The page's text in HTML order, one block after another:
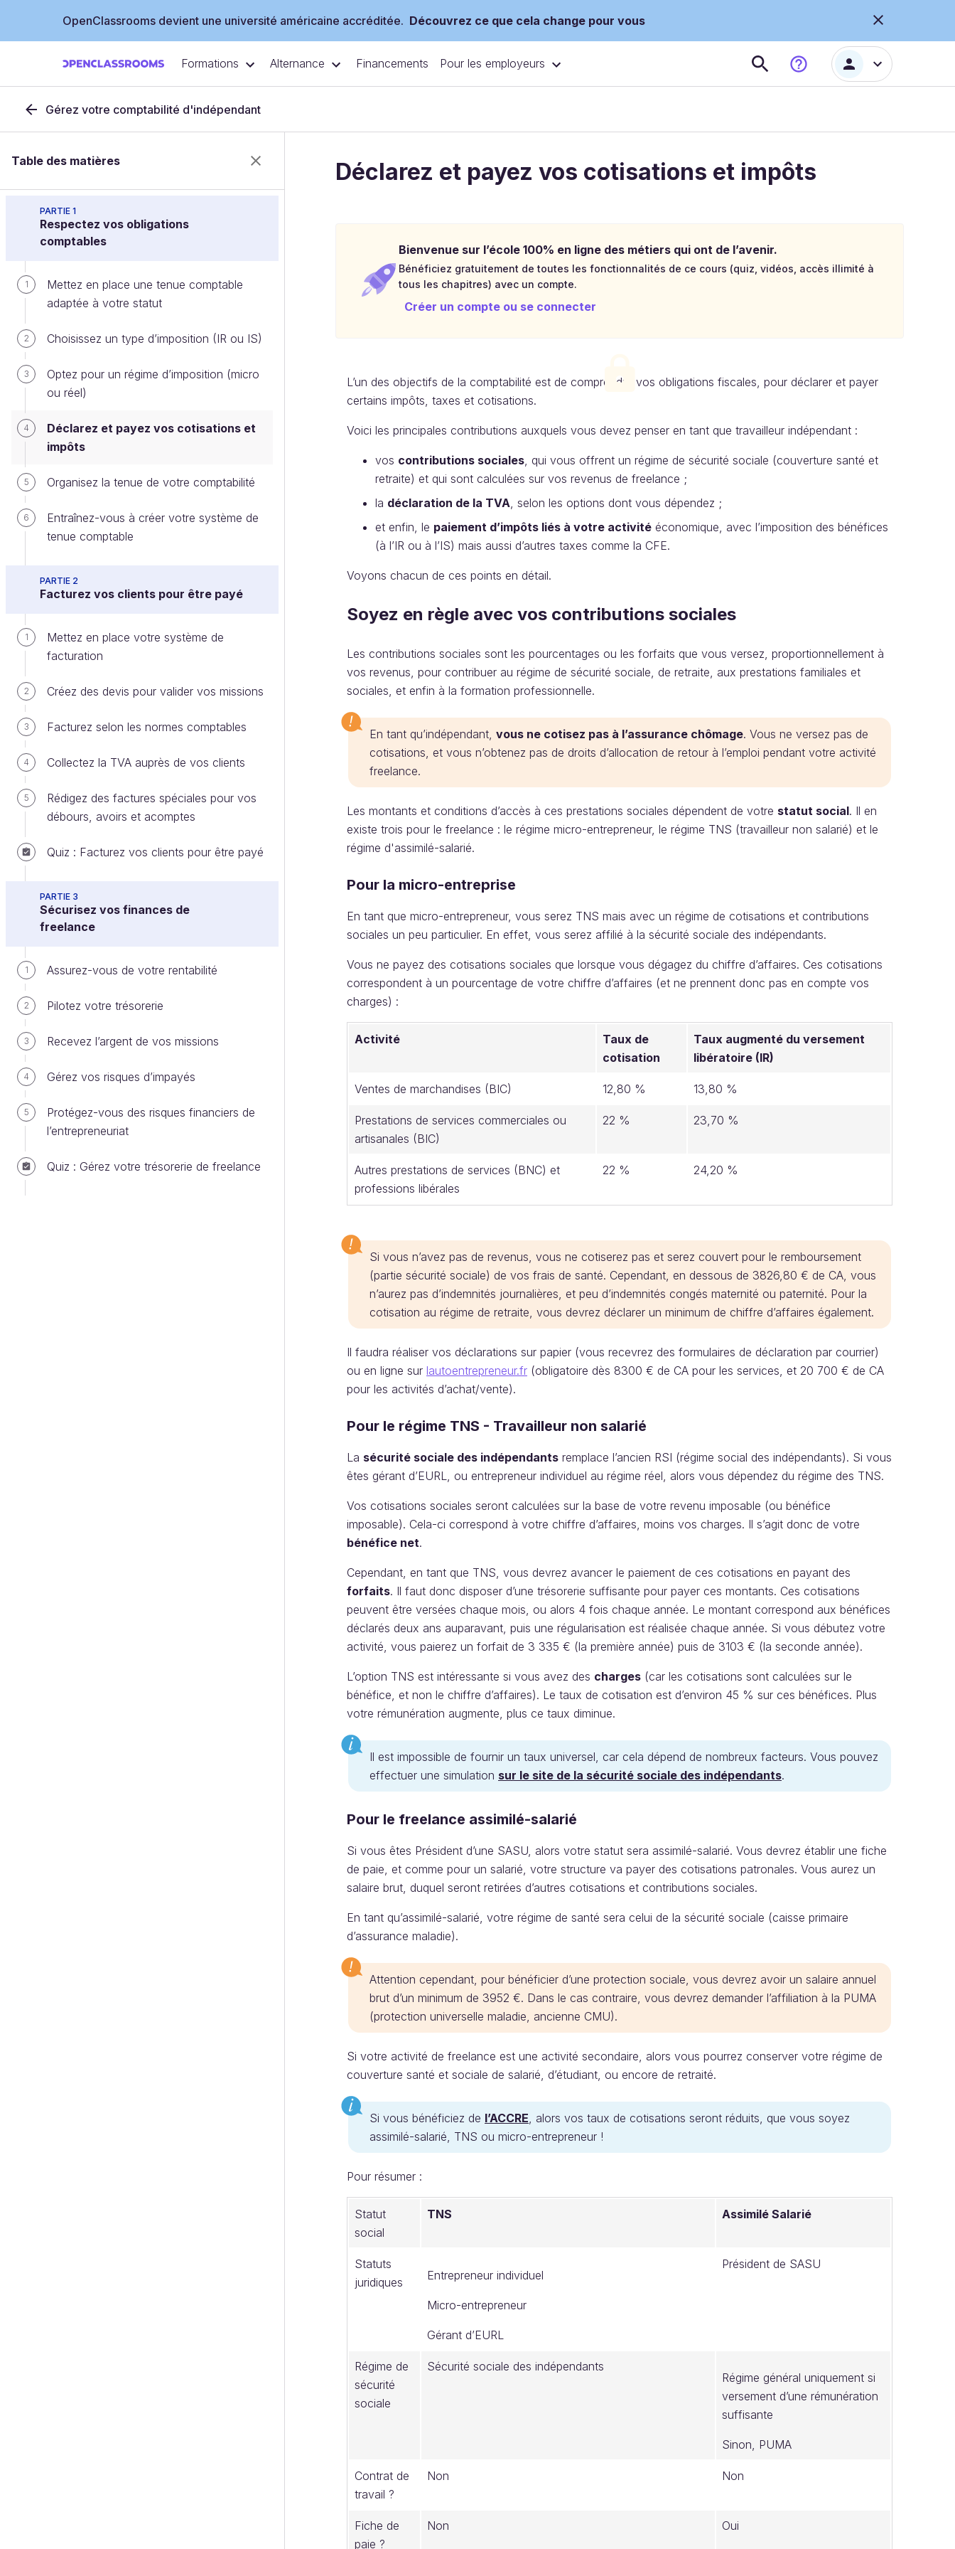
OpenClassrooms devient une université américaine accréditée. Découvrez ce que cela change pour vous
Formations Alternance Financements Pour les employeurs
Gérez votre comptabilité d'indépendant
Table des matières
PARTIE 1
Respectez vos obligations
comptables
1
Mettez en place une tenue comptable
adaptée à votre statut
2 Choisissez un type d’imposition (IR ou IS)
3
Optez pour un régime d’imposition (micro
ou réel)
4
Déclarez et payez vos cotisations et
impôts
5 Organisez la tenue de votre comptabilité
6
Entraînez-vous à créer votre système de
tenue comptable
PARTIE 2
Facturez vos clients pour être payé
1
Mettez en place votre système de
facturation
2 Créez des devis pour valider vos missions
3 Facturez selon les normes comptables
4 Collectez la TVA auprès de vos clients
5
Rédigez des factures spéciales pour vos
débours, avoirs et acomptes
Quiz : Facturez vos clients pour être payé
PARTIE 3
Sécurisez vos finances de
freelance
1 Assurez-vous de votre rentabilité
2 Pilotez votre trésorerie
3 Recevez l’argent de vos missions
4 Gérez vos risques d’impayés
5
Protégez-vous des risques financiers de
l’entrepreneuriat
Quiz : Gérez votre trésorerie de freelance
Déclarez et payez vos cotisations et impôts
Bienvenue sur l’école 100% en ligne des métiers qui ont de l’avenir.
Bénéficiez gratuitement de toutes les fonctionnalités de ce cours (quiz, vidéos, accès illimité à
tous les chapitres) avec un compte.
Créer un compte ou se connecter
L’un des objectifs de la comptabilité est de comprendre vos obligations fiscales, pour déclarer et payer
certains impôts, taxes et cotisations.
Voici les principales contributions auxquels vous devez penser en tant que travailleur indépendant :
vos contributions sociales, qui vous offrent un régime de sécurité sociale (couverture santé et
retraite) et qui sont calculées sur vos revenus de freelance ;
la déclaration de la TVA, selon les options dont vous dépendez ;
et enfin, le paiement d’impôts liés à votre activité économique, avec l’imposition des bénéfices
(à l’IR ou à l’IS) mais aussi d’autres taxes comme la CFE.
Voyons chacun de ces points en détail.
Soyez en règle avec vos contributions sociales
Les contributions sociales sont les pourcentages ou les forfaits que vous versez, proportionnellement à
vos revenus, pour contribuer au régime de sécurité sociale, de retraite, aux prestations familiales et
sociales, et enfin à la formation professionnelle.
En tant qu’indépendant, vous ne cotisez pas à l’assurance chômage. Vous ne versez pas de
cotisations, et vous n’obtenez pas de droits d’allocation de retour à l’emploi pendant votre activité
freelance.
Les montants et conditions d’accès à ces prestations sociales dépendent de votre statut social. Il en
existe trois pour le freelance : le régime micro-entrepreneur, le régime TNS (travailleur non salarié) et le
régime d'assimilé-salarié.
Pour la micro-entreprise
En tant que micro-entrepreneur, vous serez TNS mais avec un régime de cotisations et contributions
sociales un peu particulier. En effet, vous serez affilié à la sécurité sociale des indépendants.
Vous ne payez des cotisations sociales que lorsque vous dégagez du chiffre d’affaires. Ces cotisations
correspondent à un pourcentage de votre chiffre d’affaires (et ne prennent donc pas en compte vos
charges) :
Activité
Taux de
cotisation
Taux augmenté du versement
libératoire (IR)
Ventes de marchandises (BIC) 12,80 % 13,80 %
Prestations de services commerciales ou
artisanales (BIC)
22 % 23,70 %
Autres prestations de services (BNC) et
professions libérales
22 % 24,20 %
Si vous n’avez pas de revenus, vous ne cotiserez pas et serez couvert pour le remboursement
(partie sécurité sociale) de vos frais de santé. Cependant, en dessous de 3826,80 € de CA, vous
n’aurez pas d’indemnités journalières, et peu d’indemnités congés maternité ou paternité. Pour la
cotisation au régime de retraite, vous devrez déclarer un minimum de chiffre d’affaires également.
Il faudra réaliser vos déclarations sur papier (vous recevrez des formulaires de déclaration par courrier)
ou en ligne sur lautoentrepreneur.fr (obligatoire dès 8300 € de CA pour les services, et 20 700 € de CA
pour les activités d’achat/vente).
Pour le régime TNS - Travailleur non salarié
La sécurité sociale des indépendants remplace l’ancien RSI (régime social des indépendants). Si vous
êtes gérant d’EURL, ou entrepreneur individuel au régime réel, alors vous dépendez du régime des TNS.
Vos cotisations sociales seront calculées sur la base de votre revenu imposable (ou bénéfice
imposable). Cela-ci correspond à votre chiffre d’affaires, moins vos charges. Il s’agit donc de votre
bénéfice net.
Cependant, en tant que TNS, vous devrez avancer le paiement de ces cotisations en payant des
forfaits. Il faut donc disposer d’une trésorerie suffisante pour payer ces montants. Ces cotisations
peuvent être versées chaque mois, ou alors 4 fois chaque année. Le montant correspond aux bénéfices
déclarés deux ans auparavant, puis une régularisation est réalisée chaque année. Si vous débutez votre
activité, vous paierez un forfait de 3 335 € (la première année) puis de 3103 € (la seconde année).
L’option TNS est intéressante si vous avez des charges (car les cotisations sont calculées sur le
bénéfice, et non le chiffre d’affaires). Le taux de cotisation est d’environ 45 % sur ces bénéfices. Plus
votre rémunération augmente, plus ce taux diminue.
Il est impossible de fournir un taux universel, car cela dépend de nombreux facteurs. Vous pouvez
effectuer une simulation sur le site de la sécurité sociale des indépendants.
Pour le freelance assimilé-salarié
Si vous êtes Président d’une SASU, alors votre statut sera assimilé-salarié. Vous devrez établir une fiche
de paie, et comme pour un salarié, votre structure va payer des cotisations patronales. Vous aurez un
salaire brut, duquel seront retirées d’autres cotisations et contributions sociales.
En tant qu’assimilé-salarié, votre régime de santé sera celui de la sécurité sociale (caisse primaire
d’assurance maladie).
Attention cependant, pour bénéficier d’une protection sociale, vous devrez avoir un salaire annuel
brut d’un minimum de 3952 €. Dans le cas contraire, vous devrez demander l’affiliation à la PUMA
(protection universelle maladie, ancienne CMU).
Si votre activité de freelance est une activité secondaire, alors vous pourrez conserver votre régime de
couverture santé et sociale de salarié, d’étudiant, ou encore de retraité.
Si vous bénéficiez de l’ACCRE, alors vos taux de cotisations seront réduits, que vous soyez
assimilé-salarié, TNS ou micro-entrepreneur !
Pour résumer :
Statut
social
TNS Assimilé Salarié
Statuts
juridiques
Entrepreneur individuel
Micro-entrepreneur
Gérant d’EURL
Président de SASU
Régime de
sécurité
sociale
Sécurité sociale des indépendants
Régime général uniquement si
versement d’une rémunération
suffisante
Sinon, PUMA
Contrat de
travail ?
Non Non
Fiche de
paie ?
Non Oui